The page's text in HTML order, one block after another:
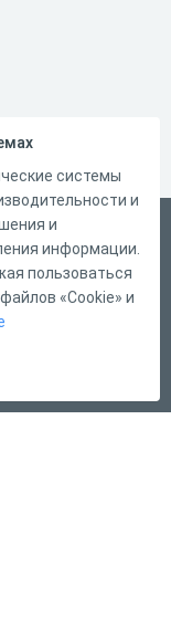
системы
и
и
информации.
пользоваться
«Cookie» и